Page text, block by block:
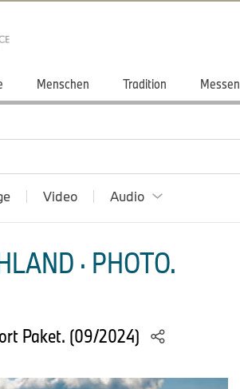
Menschen Tradition Messen
Video Audio
· PHOTO.
Paket. (09/2024)